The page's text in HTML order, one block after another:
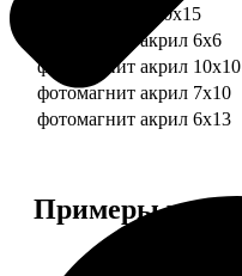
фотомагниты 10х15
фотомагнит акрил 6х6
фотомагнит акрил 10х10
фотомагнит акрил 7х10
фотомагнит акрил 6х13
Примеры работ